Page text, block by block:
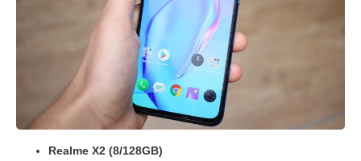
Realme X2 (8/128GB)